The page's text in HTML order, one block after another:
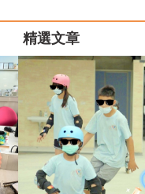
精選文章